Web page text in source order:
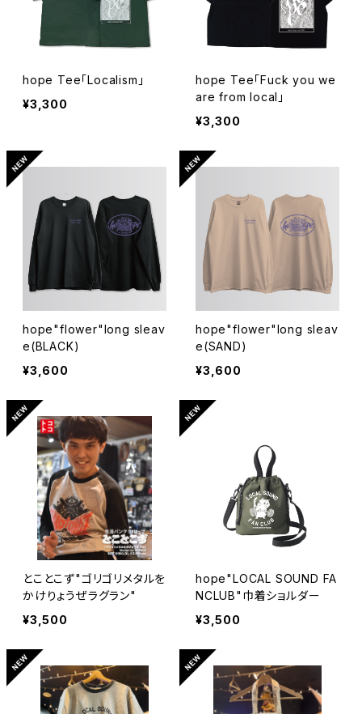
hope Tee「Localism」
¥3,300
hope Tee「Fuck you we
are from local」
¥3,300
hope"flower"long sleav
e(BLACK)
¥3,600
hope"flower"long sleav
e(SAND)
¥3,600
とことこず"ゴリゴリメタルを
かけりょうぜラグラン"
¥3,500
hope"LOCAL SOUND FA
NCLUB"巾着ショルダー
¥3,500